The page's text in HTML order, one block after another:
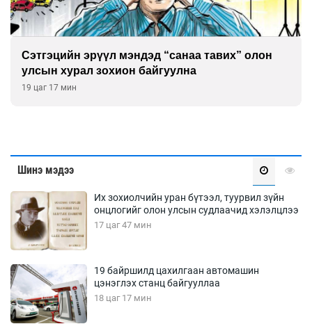
Сэтгэцийн эрүүл мэндэд “санаа тавих” олон
улсын хурал зохион байгуулна
19 цаг 17 мин
Шинэ мэдээ
Их зохиолчийн уран бүтээл, туурвил зүйн
онцлогийг олон улсын судлаачид хэлэлцлээ
17 цаг 47 мин
19 байршилд цахилгаан автомашин
цэнэглэх станц байгууллаа
18 цаг 17 мин